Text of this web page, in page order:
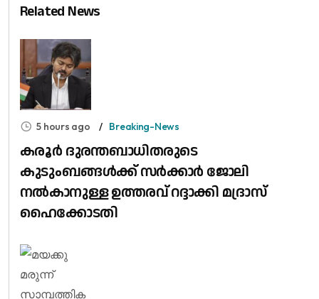
Related News
5 hours ago Breaking-News
കരൂർ ദുരന്തബാധിതരുടെ
കുടുംബങ്ങൾക്ക് സർക്കാർ ജോലി
നൽകാനുള്ള ഉത്തരവ് റദ്ദാക്കി മദ്രാസ്
ഹൈക്കോടതി